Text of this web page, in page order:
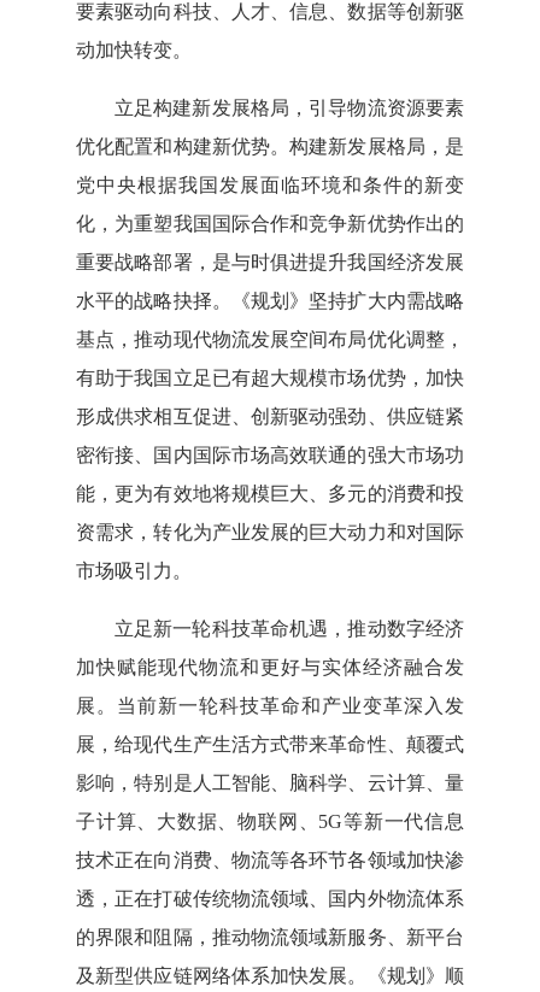
要素驱动向科技、人才、信息、数据等创新驱
动加快转变。
立足构建新发展格局，引导物流资源要素
优化配置和构建新优势。构建新发展格局，是
党中央根据我国发展面临环境和条件的新变
化，为重塑我国国际合作和竞争新优势作出的
重要战略部署，是与时俱进提升我国经济发展
水平的战略抉择。《规划》坚持扩大内需战略
基点，推动现代物流发展空间布局优化调整，
有助于我国立足已有超大规模市场优势，加快
形成供求相互促进、创新驱动强劲、供应链紧
密衔接、国内国际市场高效联通的强大市场功
能，更为有效地将规模巨大、多元的消费和投
资需求，转化为产业发展的巨大动力和对国际
市场吸引力。
立足新一轮科技革命机遇，推动数字经济
加快赋能现代物流和更好与实体经济融合发
展。当前新一轮科技革命和产业变革深入发
展，给现代生产生活方式带来革命性、颠覆式
影响，特别是人工智能、脑科学、云计算、量
子计算、大数据、物联网、5G等新一代信息
技术正在向消费、物流等各环节各领域加快渗
透，正在打破传统物流领域、国内外物流体系
的界限和阻隔，推动物流领域新服务、新平台
及新型供应链网络体系加快发展。《规划》顺